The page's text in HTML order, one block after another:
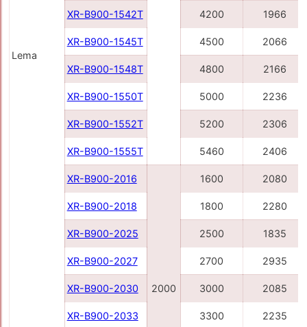
Lema
XR-B900-1542Т 4200 1966
XR-B900-1545Т 4500 2066
XR-B900-1548Т 4800 2166
XR-B900-1550Т 5000 2236
XR-B900-1552Т 5200 2306
XR-B900-1555T 5460 2406
XR-B900-2016
2000
1600 2080
XR-B900-2018 1800 2280
XR-B900-2025 2500 1835
XR-B900-2027 2700 2935
XR-B900-2030 3000 2085
XR-B900-2033 3300 2235